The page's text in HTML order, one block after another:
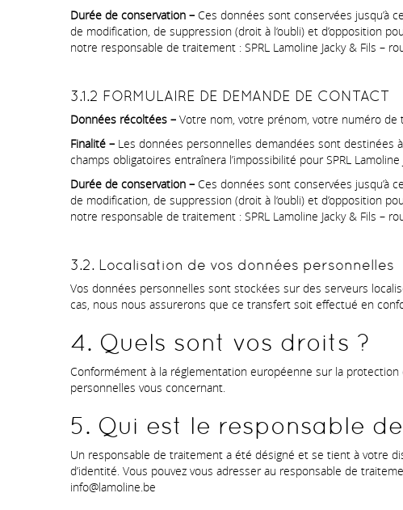
Durée de conservation – Ces données sont conservées jusqu’à
de modification, de suppression (droit à l‘oubli) et d’opposition
notre responsable de traitement : SPRL Lamoline Jacky & Fils –
3.1.2 FORMULAIRE DE DEMANDE DE CONTACT
Données récoltées – Votre nom, votre prénom, votre numéro
Finalité – Les données personnelles demandées sont destinées
champs obligatoires entraînera l’impossibilité pour SPRL
Durée de conservation – Ces données sont conservées jusqu’à
de modification, de suppression (droit à l‘oubli) et d’opposition
notre responsable de traitement : SPRL Lamoline Jacky & Fils –
3.2. Localisation de vos données personnelles
Vos données personnelles sont stockées sur des serveurs
cas, nous nous assurerons que ce transfert soit effectué en
4. Quels sont vos droits ?
Conformément à la réglementation européenne sur la protection
personnelles vous concernant.
5. Qui est le responsable
Un responsable de traitement a été désigné et se tient à votre
d’identité. Vous pouvez vous adresser au responsable de
info@lamoline.be